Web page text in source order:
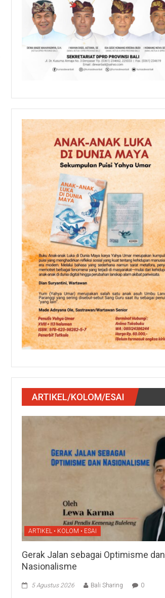
ARTIKEL/KOLOM/ESAI
ARTIKEL • KOLOM • ESAI
Gerak Jalan sebagai Optimisme dan
Nasionalisme
5 Agustus 2026 Bali Sharing 0